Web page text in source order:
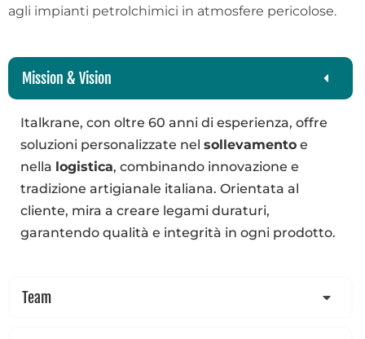
agli impianti petrolchimici in atmosfere pericolose.
Mission & Vision
Italkrane, con oltre 60 anni di esperienza, offre
soluzioni personalizzate nel sollevamento e
nella logistica, combinando innovazione e
tradizione artigianale italiana. Orientata al
cliente, mira a creare legami duraturi,
garantendo qualità e integrità in ogni prodotto.
Team